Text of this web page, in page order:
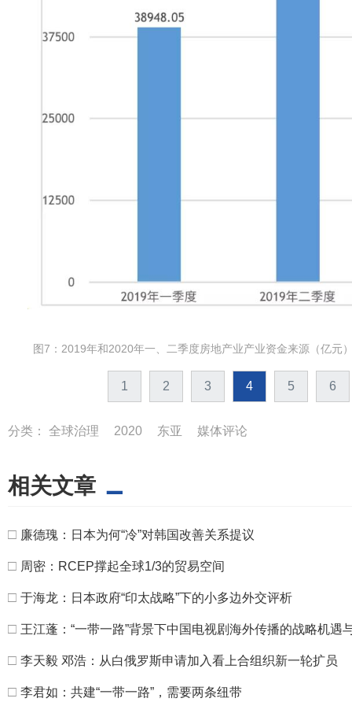
图7：2019年和2020年一、二季度房地产业产业资金来源（亿元
1 2 3 4 5 6
分类： 全球治理 2020 东亚 媒体评论
相关文章
□ 廉德瑰：日本为何“冷”对韩国改善关系提议
□ 周密：RCEP撑起全球1/3的贸易空间
□ 于海龙：日本政府“印太战略”下的小多边外交评析
□ 王江蓬：“一带一路”背景下中国电视剧海外传播的战略机遇
□ 李天毅 邓浩：​从白俄罗斯申请加入看上合组织新一轮扩员
□ 李君如：共建“一带一路”，需要两条纽带